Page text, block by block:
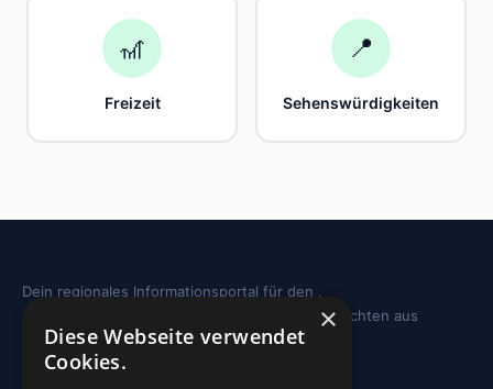
🎢
Freizeit
📍
Sehenswürdigkeiten
Dein regionales Informationsportal für den .
Sehenswürdigkeiten, Ausflugstipps und Geschichten aus
deiner Region.
×
Diese Webseite verwendet
Cookies.